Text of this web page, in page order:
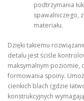
podtrzymania
spawalniczego,
materiału.
Dzięki takiemu
detalu jest ściśle
maksymalnym poziomie,
formowania spoiny.
cienkich blach (gdzie
konstrukcyjnych